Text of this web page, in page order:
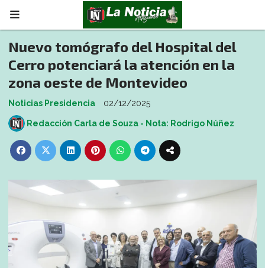
Nuevo tomógrafo del Hospital del
Cerro potenciará la atención en la
zona oeste de Montevideo
Noticias Presidencia 02/12/2025
Redacción Carla de Souza - Nota: Rodrigo Núñez